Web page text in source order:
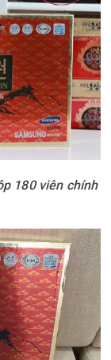
180 viên chính